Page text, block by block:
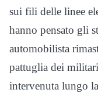
sui fili delle linee
hanno pensato gli
automobilista
pattuglia dei
intervenuta lungo